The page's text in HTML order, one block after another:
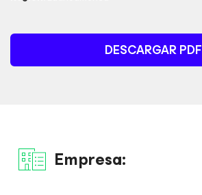
DESCARGAR PDF
Empresa: